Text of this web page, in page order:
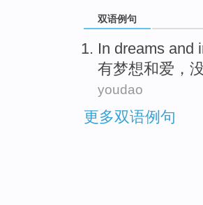
双语例句
In dreams and
有梦想和爱 ，
youdao
更多双语例句